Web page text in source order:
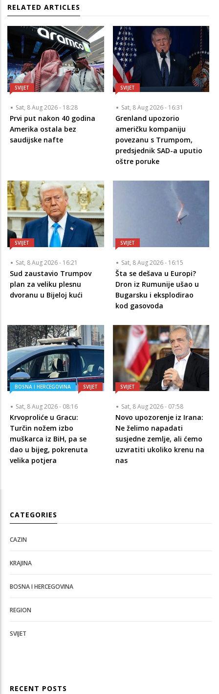
RELATED ARTICLES
SVIJET
Sat, 8 Aug 2026 - 18:28
Prvi put nakon 40 godina
Amerika ostala bez
saudijske nafte
SVIJET
Sat, 8 Aug 2026 - 16:31
Grenland upozorio
američku kompaniju
povezanu s Trumpom,
predsjednik SAD-a uputio
oštre poruke
SVIJET
Sat, 8 Aug 2026 - 16:21
Sud zaustavio Trumpov
plan za veliku plesnu
dvoranu u Bijeloj kući
SVIJET
Sat, 8 Aug 2026 - 16:15
Šta se dešava u Europi?
Dron iz Rumunije ušao u
Bugarsku i eksplodirao
kod gasovoda
BOSNA I HERCEGOVINA SVIJET
Sat, 8 Aug 2026 - 08:16
Krvoproliće u Gracu:
Turčin nožem izbo
muškarca iz BiH, pa se
dao u bijeg, pokrenuta
velika potjera
SVIJET
Sat, 8 Aug 2026 - 07:58
Novo upozorenje iz Irana:
Ne želimo napadati
susjedne zemlje, ali ćemo
uzvratiti ukoliko krenu na
nas
CATEGORIES
CAZIN
KRAJINA
BOSNA I HERCEGOVINA
REGION
SVIJET
RECENT POSTS